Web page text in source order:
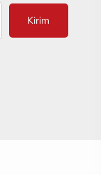
Kirim